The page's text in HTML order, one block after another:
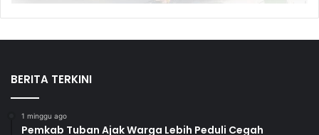
BERITA TERKINI
1 minggu ago
Pemkab Tuban Ajak Warga Lebih Peduli Cegah